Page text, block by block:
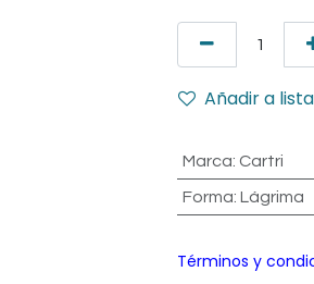
Añadir a
Marca: Cartri
Forma: Lágrima
Términos y